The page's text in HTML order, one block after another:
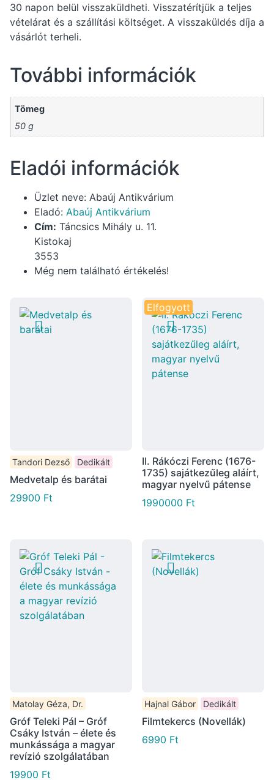
30 napon belül visszaküldheti. Visszatérítjük a teljes
vételárat és a szállítási költséget. A visszaküldés díja a
vásárlót terheli.
További információk
Tömeg
50 g
Eladói információk
Üzlet neve: Abaúj Antikvárium
Eladó: Abaúj Antikvárium
Cím: Táncsics Mihály u. 11.
Kistokaj
3553
Még nem található értékelés!
Tandori Dezső Dedikált
Medvetalp és barátai
29900 Ft
Elfogyott
II. Rákóczi Ferenc (1676-
1735) sajátkezűleg aláírt,
magyar nyelvű pátense
1990000 Ft
Matolay Géza, Dr.
Gróf Teleki Pál – Gróf
Csáky István – élete és
munkássága a magyar
revízió szolgálatában
19900 Ft
Hajnal Gábor Dedikált
Filmtekercs (Novellák)
6990 Ft